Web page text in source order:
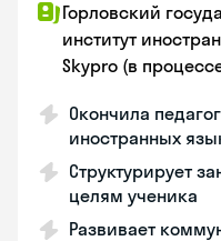
Горловский
институт
Skypro (в
Окончила
иностранных
Структурирует
целям ученика
Развивает